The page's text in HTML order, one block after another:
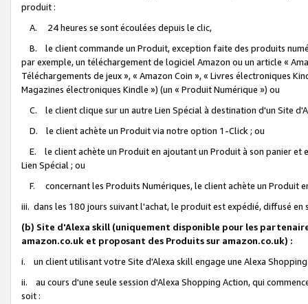
produit :
A. 24 heures se sont écoulées depuis le clic,
B. le client commande un Produit, exception faite des produits
par exemple, un téléchargement de logiciel Amazon ou un article «
Téléchargements de jeux », « Amazon Coin », « Livres électroniques
Magazines électroniques Kindle ») (un « Produit Numérique ») ou
C. le client clique sur un autre Lien Spécial à destination d'un Site
D. le client achète un Produit via notre option 1-Click ; ou
E. le client achète un Produit en ajoutant un Produit à son panier et
Lien Spécial ; ou
F. concernant les Produits Numériques, le client achète un Produit
iii. dans les 180 jours suivant l'achat, le produit est expédié, diffusé
(b) Site d'Alexa skill (uniquement disponible pour les
amazon.co.uk et proposant des Produits sur amazon.co.uk) :
i. un client utilisant votre Site d'Alexa skill engage une Alexa
ii. au cours d'une seule session d'Alexa Shopping Action, qui
soit :